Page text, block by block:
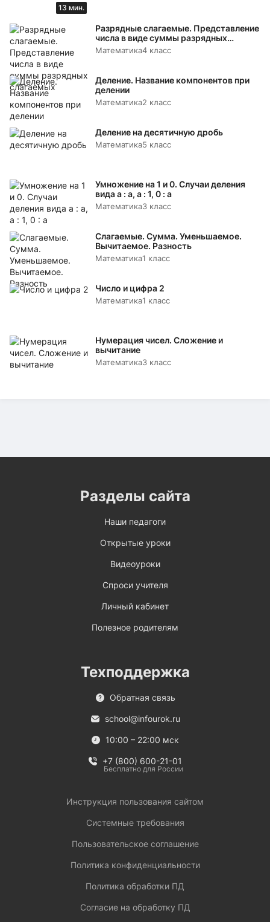
13 мин.
Разрядные слагаемые. Представление
числа в виде суммы разрядных
слагаемых
Математика4 класс
Деление. Название компонентов при
делении
Математика2 класс
Деление на десятичную дробь
Математика5 класс
Умножение на 1 и 0. Случаи деления
вида а : а, а : 1, 0 : а
Математика3 класс
Слагаемые. Сумма. Уменьшаемое.
Вычитаемое. Разность
Математика1 класс
Число и цифра 2
Математика1 класс
Нумерация чисел. Сложение и
вычитание
Математика3 класс
Разделы сайта
Наши педагоги
Открытые уроки
Видеоуроки
Спроси учителя
Личный кабинет
Полезное родителям
Техподдержка
Обратная связь
school@infourok.ru
10:00 – 22:00 мск
+7 (800) 600-21-01
Бесплатно для России
Инструкция пользования сайтом
Системные требования
Пользовательское соглашение
Политика конфиденциальности
Политика обработки ПД
Согласие на обработку ПД